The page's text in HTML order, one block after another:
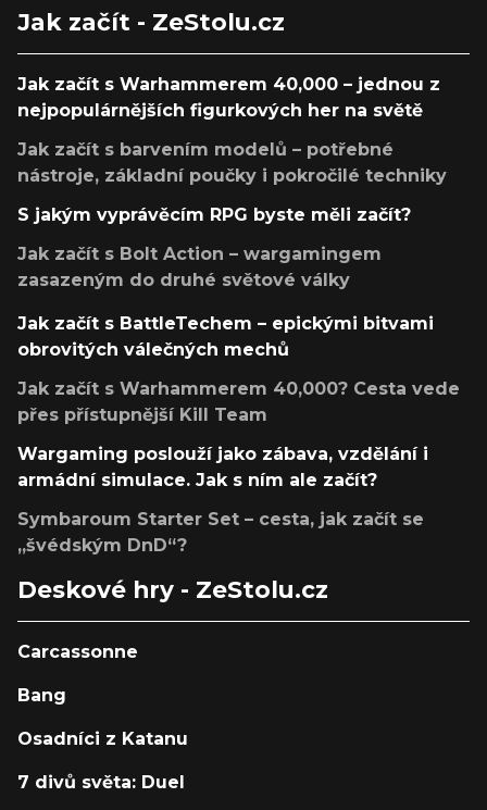
Jak začít - ZeStolu.cz
Jak začít s Warhammerem 40,000 – jednou z
nejpopulárnějších figurkových her na světě
Jak začít s barvením modelů – potřebné
nástroje, základní poučky i pokročilé techniky
S jakým vyprávěcím RPG byste měli začít?
Jak začít s Bolt Action – wargamingem
zasazeným do druhé světové války
Jak začít s BattleTechem – epickými bitvami
obrovitých válečných mechů
Jak začít s Warhammerem 40,000? Cesta vede
přes přístupnější Kill Team
Wargaming poslouží jako zábava, vzdělání i
armádní simulace. Jak s ním ale začít?
Symbaroum Starter Set – cesta, jak začít se
„švédským DnD“?
Deskové hry - ZeStolu.cz
Carcassonne
Bang
Osadníci z Katanu
7 divů světa: Duel